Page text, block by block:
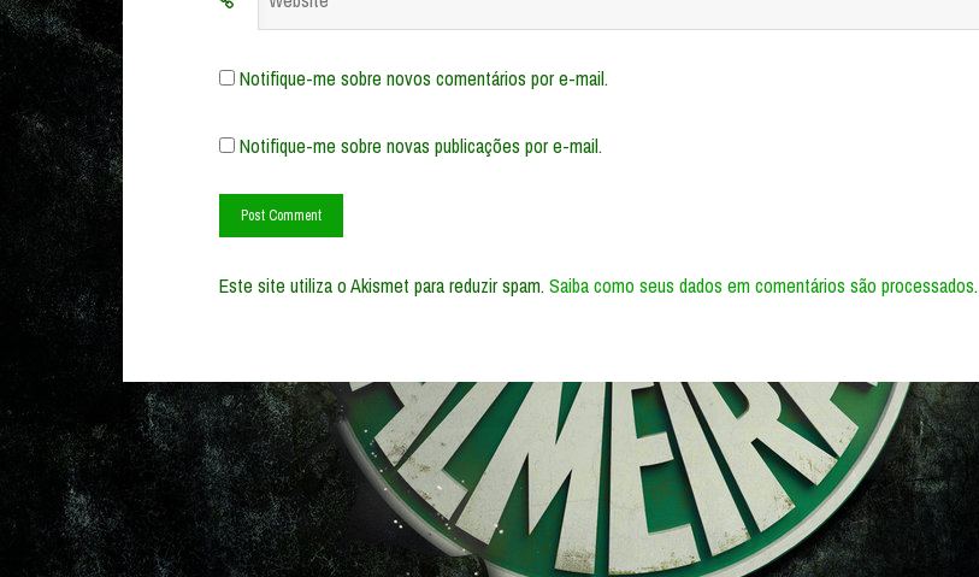
Notifique-me sobre novos comentários por e-mail.
Notifique-me sobre novas publicações por e-mail.
Este site utiliza o Akismet para reduzir spam.Saiba como seus dados em comentários são processados.